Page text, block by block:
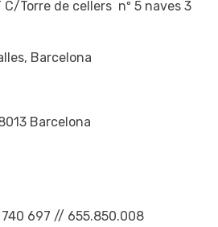
C/Torre de cellers nº 5 naves 3
Barcelona
Barcelona
697 // 655.850.008